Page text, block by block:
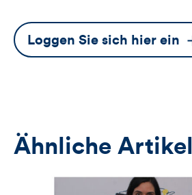
Dieser
Button
Loggen Sie sich hier ein
Ähnliche Artikel